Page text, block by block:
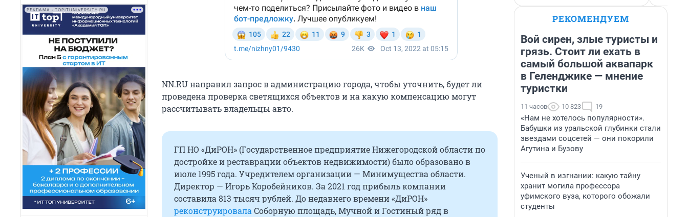
РЕКЛАМА • TOPITUNIVERSITY.RU
NN.RU направил запрос в администрацию города, чтобы уточнить, будет ли
проведена проверка светящихся объектов и на какую компенсацию могут
рассчитывать владельцы авто.
ГП НО «ДиРОН» (Государственное предприятие Нижегородской области по
достройке и реставрации объектов недвижимости) было образовано в
июле 1995 года. Учредителем организации — Минимущества области.
Директор — Игорь Коробейников. За 2021 год прибыль компании
составила 813 тысяч рублей. До недавнего времени «ДиРОН»
реконструировала Соборную площадь, Мучной и Гостиный ряд в
РЕКОМЕНДУЕМ
Вой сирен, злые туристы и
грязь. Стоит ли ехать в
самый большой аквапарк
в Геленджике — мнение
туристки
11 часов 10 823 19
«Нам не хотелось популярности».
Бабушки из уральской глубинки стали
звездами соцсетей — они покорили
Агутина и Бузову
Ученый в изгнании: какую тайну
хранит могила профессора
уфимского вуза, которого обожали
студенты